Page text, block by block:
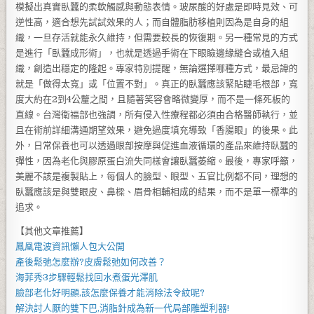
模擬出真實臥蠶的柔軟觸感與動態表情。玻尿酸的好處是即時見效、可
逆性高，適合想先試試效果的人；而自體脂肪移植則因為是自身的組
織，一旦存活就能永久維持，但需要較長的恢復期。另一種常見的方式
是進行「臥蠶成形術」，也就是透過手術在下眼瞼邊緣縫合或植入組
織，創造出穩定的隆起。專家特別提醒，無論選擇哪種方式，最忌諱的
就是「做得太寬」或「位置不對」。真正的臥蠶應該緊貼睫毛根部，寬
度大約在2到4公釐之間，且隨著笑容會略微變厚，而不是一條死板的
直線。台灣衛福部也強調，所有侵入性療程都必須由合格醫師執行，並
且在術前詳細溝通期望效果，避免過度填充導致「香腸眼」的後果。此
外，日常保養也可以透過眼部按摩與促進血液循環的產品來維持臥蠶的
彈性，因為老化與膠原蛋白流失同樣會讓臥蠶萎縮。最後，專家呼籲，
美麗不該是複製貼上，每個人的臉型、眼型、五官比例都不同，理想的
臥蠶應該是與雙眼皮、鼻樑、眉骨相輔相成的結果，而不是單一標準的
追求。
【其他文章推薦】
鳳凰電波資訊懶人包大公開
產後鬆弛怎麼辦?皮膚鬆弛如何改善？
海菲秀3步驟輕鬆找回水煮蛋光澤肌
臉部老化好明顯,該怎麼保養才能消除法令紋呢?
解決討人厭的雙下巴,消脂針成為新一代局部雕塑利器!